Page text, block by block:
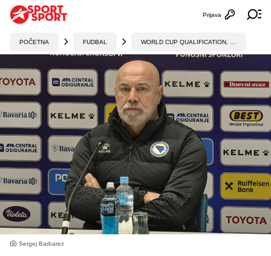
Otvori
Prijava
POČETNA FUDBAL
Sergej Barbarez